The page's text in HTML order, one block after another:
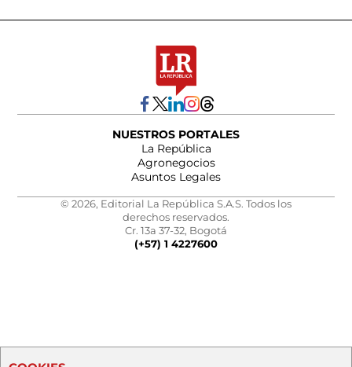
NUESTROS PORTALES
La República
Agronegocios
Asuntos Legales
© 2026, Editorial La República S.A.S. Todos los
derechos reservados.
Cr. 13a 37-32, Bogotá
(+57) 1 4227600